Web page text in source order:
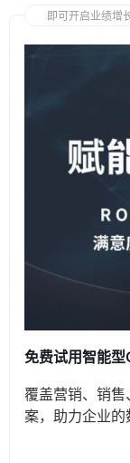
即可开启业绩增
免费试用智能型
覆盖营销、销
案，助力企业的